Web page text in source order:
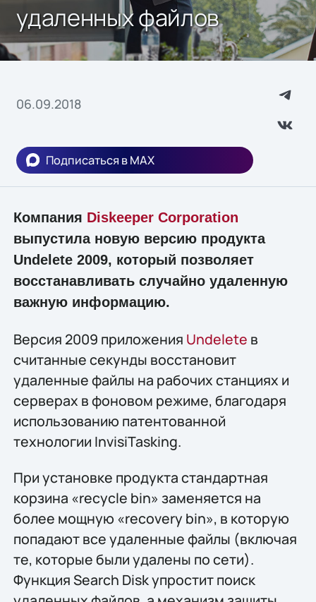
удаленных файлов
06.09.2018
Подписаться в MAX
Компания Diskeeper Corporation
выпустила новую версию продукта
Undelete 2009, который позволяет
восстанавливать случайно удаленную
важную информацию.
Версия 2009 приложения Undelete в
считанные секунды восстановит
удаленные файлы на рабочих станциях и
серверах в фоновом режиме, благодаря
использованию патентованной
технологии InvisiTasking.
При установке продукта стандартная
корзина «recycle bin» заменяется на
более мощную «recovery bin», в которую
попадают все удаленные файлы (включая
те, которые были удалены по сети).
Функция Search Disk упростит поиск